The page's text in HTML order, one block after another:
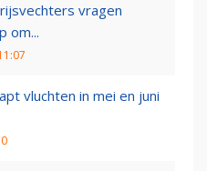
vragen
om...
vluchten in mei en juni